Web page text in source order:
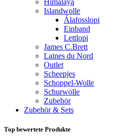
Himalaya
Islandwolle
Álafosslopi
Einband
Lettlopi
James C.Brett
Laines du Nord
Outlet
Scheepjes
Schoppel-Wolle
Schurwolle
Zubehör
Zubehör & Sets
Top bewertete Produkte